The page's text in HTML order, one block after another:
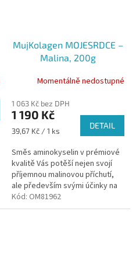
MujKolagen MOJESRDCE –
Malina, 200g
Momentálně nedostupné
1 063 Kč bez DPH
1 190 Kč
Měrná
39,67 Kč / 1 ks
DETAIL
Směs aminokyselin v prémiové
kvalitě Vás potěší nejen svojí
příjemnou malinovou příchutí,
ale především svými účinky na
Vaše srdce a cévy. Podporuje
tvorbu oxidu dusnatého v...
Kód: OM81962